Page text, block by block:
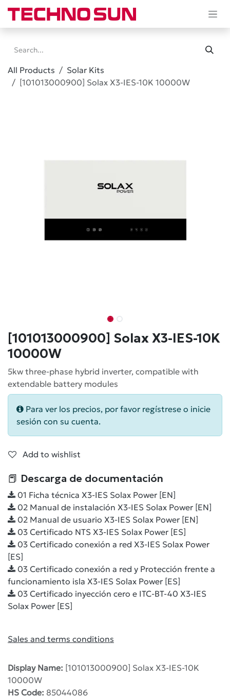
Skip to Content
All Products
Solar Kits
[101013000900] Solax X3-IES-10K 10000W
[101013000900] Solax X3-IES-10K
10000W
5kw three-phase hybrid inverter, compatible with
extendable battery modules
Para ver los precios, por favor regístrese o inicie
sesión con su cuenta.
Add to wishlist
📕 Descarga de documentación
01 Ficha técnica X3-IES Solax Power [EN]
02 Manual de instalación X3-IES Solax Power [EN]
02 Manual de usuario X3-IES Solax Power [EN]
03 Certificado NTS X3-IES Solax Power [ES]
03 Certificado conexión a red X3-IES Solax Power
[ES]
03 Certificado conexión a red y Protección frente a
funcionamiento isla X3-IES Solax Power [ES]
03 Certificado inyección cero e ITC-BT-40 X3-IES
Solax Power [ES]
Sales and terms conditions
Display Name: [101013000900] Solax X3-IES-10K
10000W
HS Code: 85044086